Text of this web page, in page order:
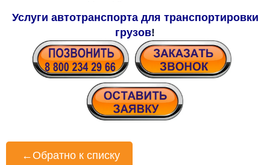
Услуги автотранспорта для транспортировки
грузов!
← Обратно к списку